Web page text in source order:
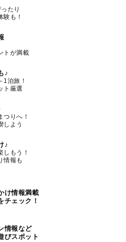
たり
も！
トが満載
♪
1泊旅！
ト厳選
つりへ！
しよう
♪
しもう！
情報も
け情報満載
チェック！
情報など
びスポット